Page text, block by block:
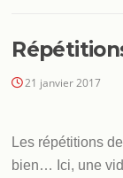
21 janvier 2017
Les répétitions
bien… Ici, une